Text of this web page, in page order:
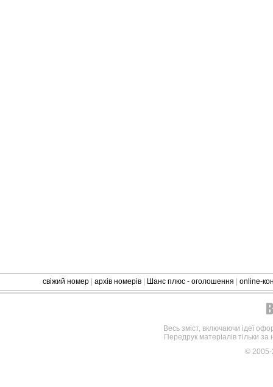
свіжий номер архів номерів Шанс плюс - оголошення online-
Весь зміст, включаючи ідеї
Передрук матеріалів тільки
©